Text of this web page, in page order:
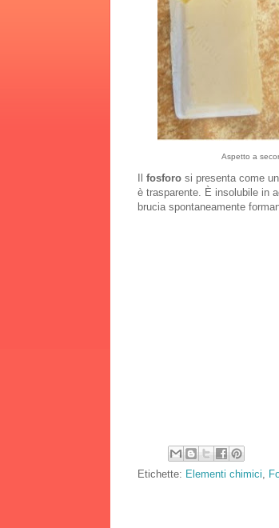
Aspetto a
fosforo si presenta come
è trasparente. È insolubile in
brucia spontaneamente
Etichette: Elementi chimici